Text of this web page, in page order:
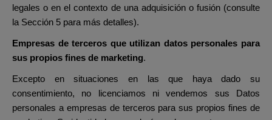
legales o en el contexto de una adquisición o fusión (consulte
la Sección 5 para más detalles).
Empresas de terceros que utilizan datos personales para
sus propios fines de marketing.
Excepto en situaciones en las que haya dado su
consentimiento, no licenciamos ni vendemos sus Datos
personales a empresas de terceros para sus propios fines de